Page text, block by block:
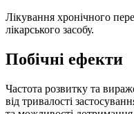
Лікування хронічного
лікарського засобу.
Побічні ефекти
Частота розвитку та
від тривалості